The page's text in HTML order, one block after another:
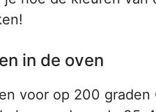
in de oven
voor op 200